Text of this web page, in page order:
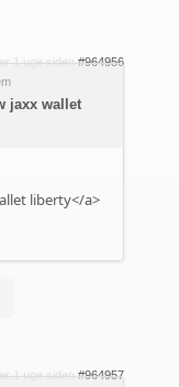
1 uge siden #964956
jaxx wallet
liberty</a>
1 uge siden #964957